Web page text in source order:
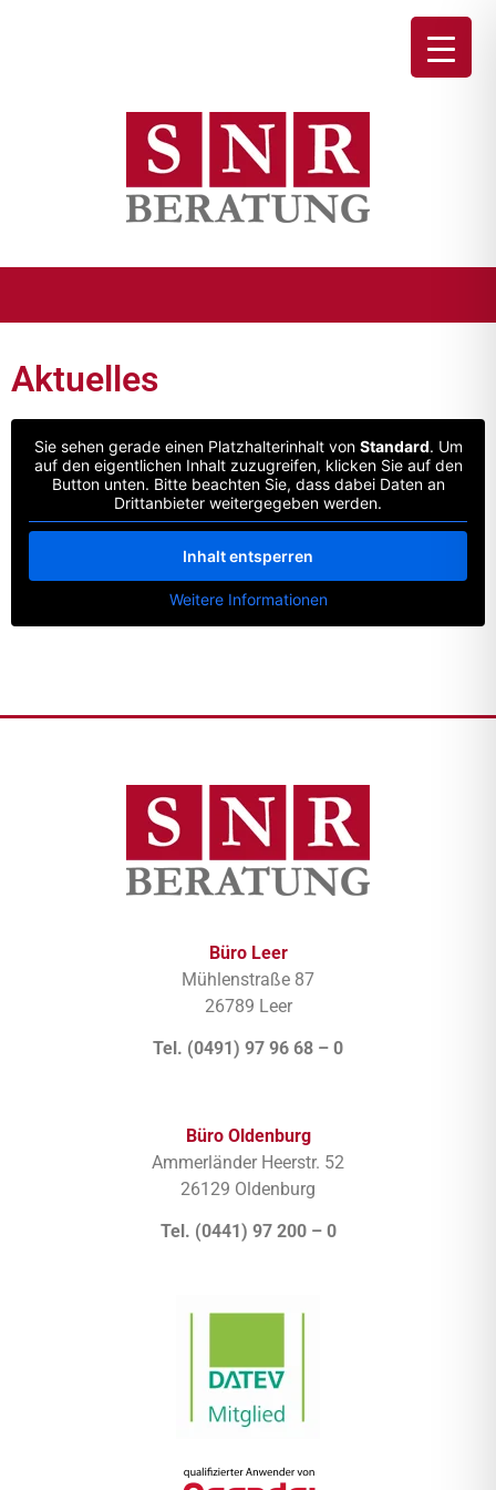
Aktuelles
Sie sehen gerade einen Platzhalterinhalt von Standard. Um
auf den eigentlichen Inhalt zuzugreifen, klicken Sie auf den
Button unten. Bitte beachten Sie, dass dabei Daten an
Drittanbieter weitergegeben werden.
Inhalt entsperren
Weitere Informationen
Büro Leer
Mühlenstraße 87
26789 Leer
Tel. (0491) 97 96 68 – 0
Büro Oldenburg
Ammerländer Heerstr. 52
26129 Oldenburg
Tel. (0441) 97 200 – 0